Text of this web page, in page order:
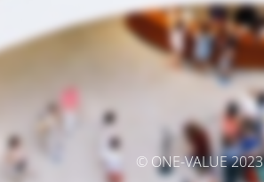
© ONE-VALUE 2023